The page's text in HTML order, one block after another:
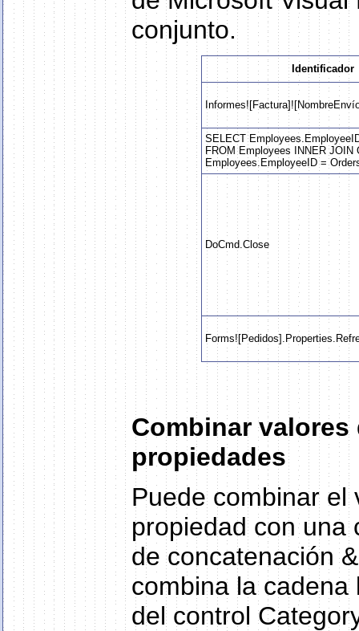
conjunto.
Identificador
SELECT
FROM Employees INNER JOIN
Employees.EmployeeID =
DoCmd.Close
Combinar
propiedades
Puede combinar el
propiedad con una
de concatenación
combina la
del control